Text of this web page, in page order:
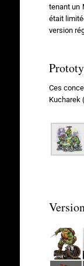
tenant un
était
version
Ces
Kucharek